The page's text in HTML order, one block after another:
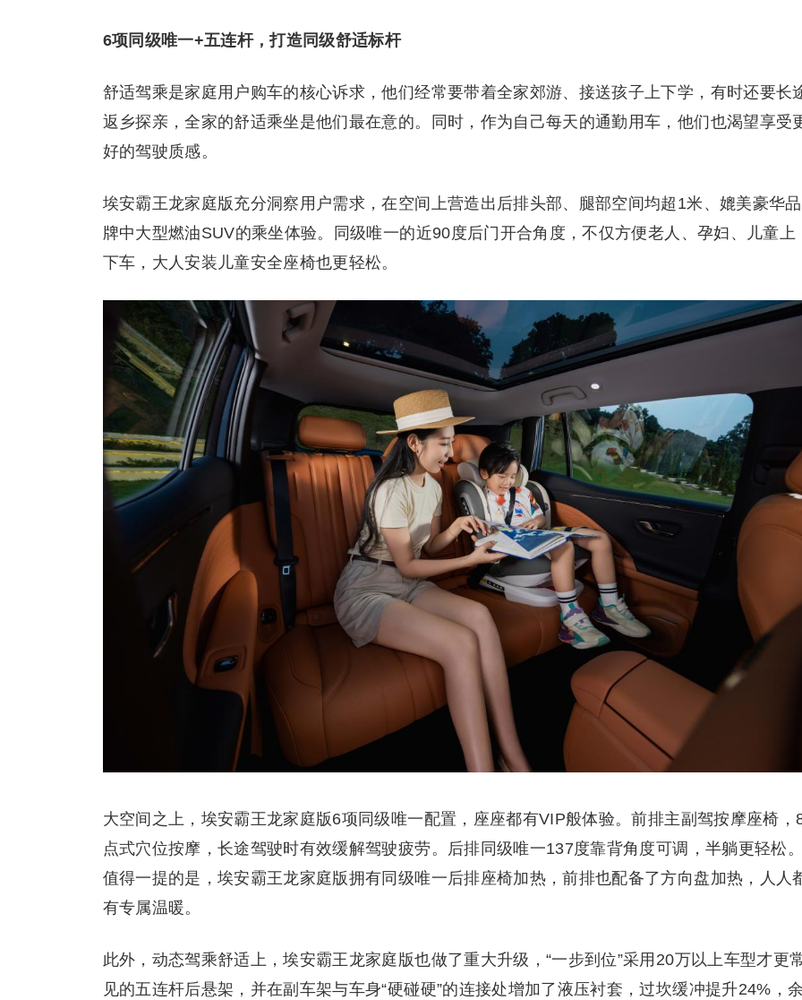
6项同级唯一+五连杆，打造同级舒适标杆
舒适驾乘是家庭用户购车的核心诉求，他们经常要带着全家郊游、接送孩子上下学，有时还要长
返乡探亲，全家的舒适乘坐是他们最在意的。同时，作为自己每天的通勤用车，他们也渴望享受
好的驾驶质感。
埃安霸王龙家庭版充分洞察用户需求，在空间上营造出后排头部、腿部空间均超1米、媲美豪华品
牌中大型燃油SUV的乘坐体验。同级唯一的近90度后门开合角度，不仅方便老人、孕妇、儿童上
下车，大人安装儿童安全座椅也更轻松。
大空间之上，埃安霸王龙家庭版6项同级唯一配置，座座都有VIP般体验。前排主副驾按摩座椅，
点式穴位按摩，长途驾驶时有效缓解驾驶疲劳。后排同级唯一137度靠背角度可调，半躺更轻松。
值得一提的是，埃安霸王龙家庭版拥有同级唯一后排座椅加热，前排也配备了方向盘加热，人人
有专属温暖。
此外，动态驾乘舒适上，埃安霸王龙家庭版也做了重大升级，“一步到位”采用20万以上车型才更
见的五连杆后悬架，并在副车架与车身“硬碰硬”的连接处增加了液压衬套，过坎缓冲提升24%，余